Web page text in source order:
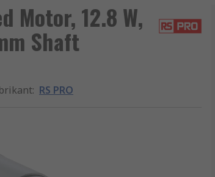
Motor, 12.8 W,
Shaft
: RS PRO